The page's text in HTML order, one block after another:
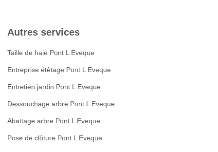
Autres services
Taille de haie Pont L Eveque
Entreprise étêtage Pont L Eveque
Entretien jardin Pont L Eveque
Dessouchage arbre Pont L Eveque
Abattage arbre Pont L Eveque
Pose de clôture Pont L Eveque